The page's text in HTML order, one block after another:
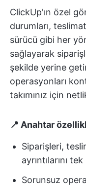
ClickUp'ın özel
durumları,
sürücü gibi her
sağlayarak
şekilde yerine
operasyonları
takımınız için
📍 Anahtar
Siparişleri,
ayrıntılarını
Sorunsuz